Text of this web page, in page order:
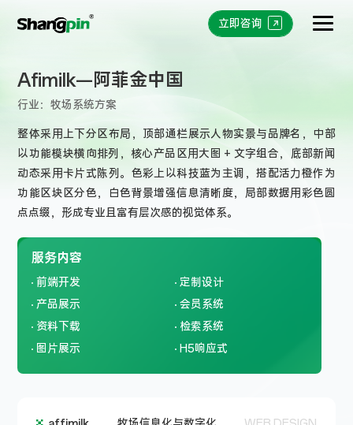
立即咨询
Afimilk—阿菲金中国
行业：牧场系统方案
整体采用上下分区布局，顶部通栏展示人物实景与品牌名，中部
以功能模块横向排列，核心产品区用大图 + 文字组合，底部新闻
动态采用卡片式陈列。色彩上以科技蓝为主调，搭配活力橙作为
功能区块区分色，白色背景增强信息清晰度，局部数据用彩色圆
点点缀，形成专业且富有层次感的视觉体系。
服务内容
前端开发
定制设计
产品展示
会员系统
资料下载
检索系统
图片展示
H5响应式